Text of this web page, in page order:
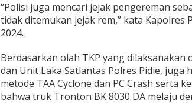
e
“Polisi juga mencari jejak pengereman
tidak ditemukan jejak rem,” kata Kapolres
2024.
Berdasarkan olah TKP yang dilaksanakan
dan Unit Laka Satlantas Polres Pidie, juga
metode TAA Cyclone dan PC Crash serta
bahwa truk Tronton BK 8030 DA melaju